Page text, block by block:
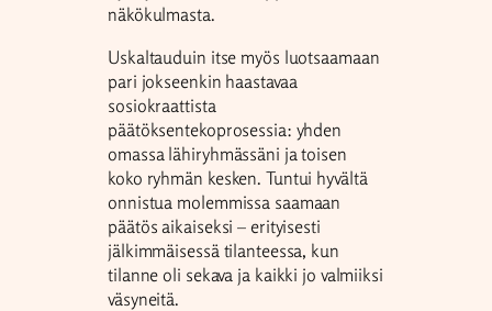
näkökulmasta.
Uskaltauduin itse myös luotsaamaan
pari jokseenkin haastavaa
sosiokraattista
päätöksentekoprosessia: yhden
omassa lähiryhmässäni ja toisen
koko ryhmän kesken. Tuntui hyvältä
onnistua molemmissa saamaan
päätös aikaiseksi – erityisesti
jälkimmäisessä tilanteessa, kun
tilanne oli sekava ja kaikki jo valmiiksi
väsyneitä.